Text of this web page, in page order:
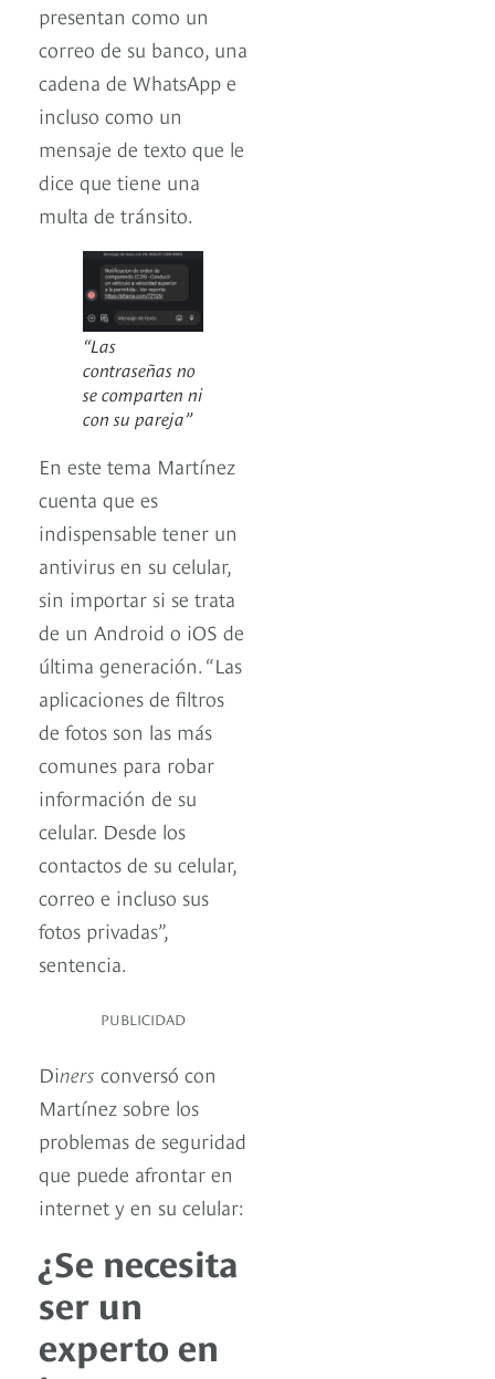
presentan como un
correo de su banco, una
cadena de WhatsApp e
incluso como un
mensaje de texto que le
dice que tiene una
multa de tránsito.
“Las
contraseñas no
se comparten ni
con su pareja”
En este tema Martínez
cuenta que es
indispensable tener un
antivirus en su celular,
sin importar si se trata
de un Android o iOS de
última generación. “Las
aplicaciones de filtros
de fotos son las más
comunes para robar
información de su
celular. Desde los
contactos de su celular,
correo e incluso sus
fotos privadas”,
sentencia.
PUBLICIDAD
Diners conversó con
Martínez sobre los
problemas de seguridad
que puede afrontar en
internet y en su celular:
¿Se necesita
ser un
experto en